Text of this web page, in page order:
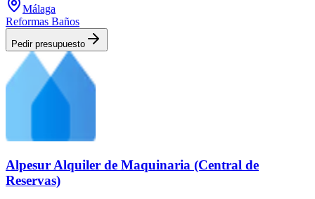
Málaga
Reformas Baños
Pedir presupuesto
Alpesur Alquiler de Maquinaria (Central de
Reservas)